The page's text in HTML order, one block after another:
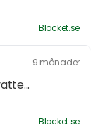
Blocket.se
9 månader
Blocket.se